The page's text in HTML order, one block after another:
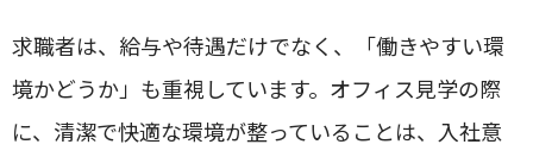
求職者は、給与や待遇だけでなく、「働きやすい環
境かどうか」も重視しています。オフィス見学の際
に、清潔で快適な環境が整っていることは、入社意